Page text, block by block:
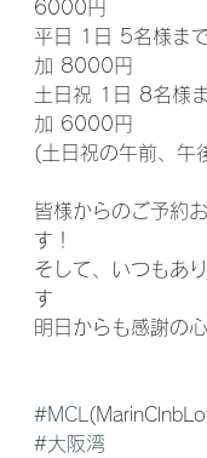
6000円
平日 1日 5名様ま
加 8000円
土日祝 1日 8名様
加 6000円
(土日祝の午前、午
皆様からのご予約
す！
そして、いつもあ
す
明日からも感謝の
#MCL
#大阪湾